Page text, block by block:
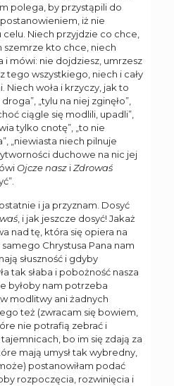
polega, by przystąpili do
iż nie
Niech przyjdzie co chce,
szemrze kto chce, niech
i mówi: nie dojdziesz, umrzesz
tego wszystkiego, niech i cały
Niech woła i krzyczy, jak to
„tylu na niej zginęło”,
ciągle się modlili, upadli”,
tylko cnotę”, „to nie
„niewiasta niech pilnuje
duchowe na nic jej
Ojcze nasziZdrowaś
i ja przyznam. Dosyć
, i jak jeszcze dosyć! Jakaż
nad tę, która się opiera na
Chrystusa Pana nam
słuszność i gdyby
tak słaba i pobożność nasza
byłoby nam potrzeba
modlitwy ani żadnych
też (zwracam się bowiem,
nie potrafią zebrać i
bo im się zdają za
mają umysł tak wybredny,
postanowiłam podać
rozpoczęcia, rozwinięcia i